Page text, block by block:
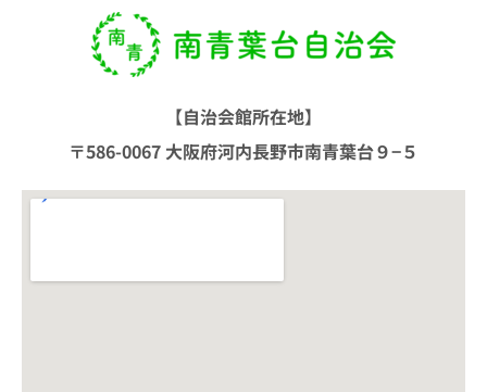
【自治会館所在地】
〒586-0067 大阪府河内長野市南青葉台９−５